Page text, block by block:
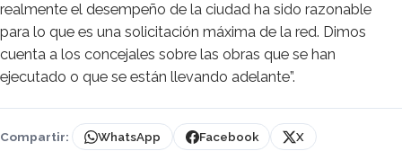
realmente el desempeño de la ciudad ha sido razonable
para lo que es una solicitación máxima de la red. Dimos
cuenta a los concejales sobre las obras que se han
ejecutado o que se están llevando adelante”.
Compartir: WhatsApp Facebook X